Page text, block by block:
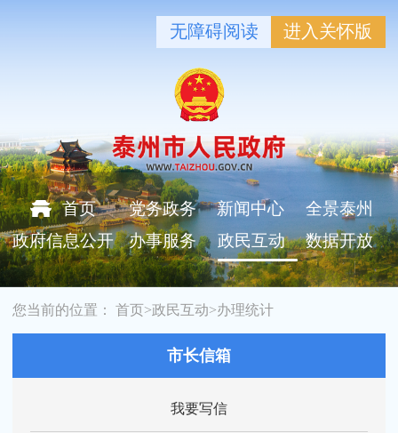
无障碍阅读 进入关怀版
首页 党务政务 新闻中心
全景泰州
政府信息公开
办事服务 政民互动 数据开放
您当前的位置：首页>政民互动>办理统计
市长信箱
我要写信